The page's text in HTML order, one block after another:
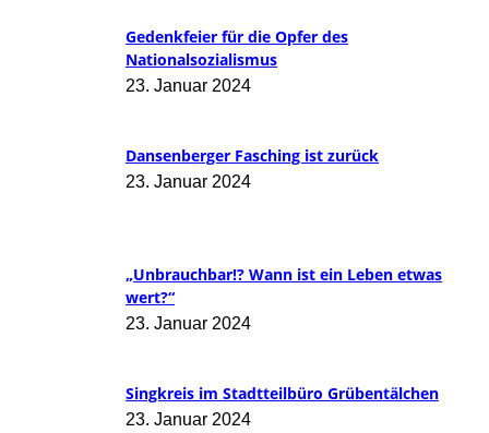
Gedenkfeier für die Opfer des
Nationalsozialismus
23. Januar 2024
Dansenberger Fasching ist zurück
23. Januar 2024
„Unbrauchbar!? Wann ist ein Leben etwas
wert?“
23. Januar 2024
Singkreis im Stadtteilbüro Grübentälchen
23. Januar 2024